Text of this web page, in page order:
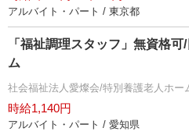
アルバイト・パート / 東京都
「福祉調理スタッフ」無資格
ム
社会福祉法人愛燦会/特別養護老人ホー
時給1,140円
アルバイト・パート / 愛知県